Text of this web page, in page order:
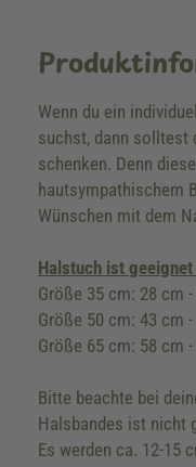
Wenn du ein
suchst, dann solltest
schenken. Denn
hautsympathischem
Wünschen mit dem
Halstuch ist
Größe 35 cm: 28 cm
Größe 50 cm: 43 cm
Größe 65 cm: 58 cm
Bitte beachte bei
Halsbandes ist nicht
Es werden ca. 12-15